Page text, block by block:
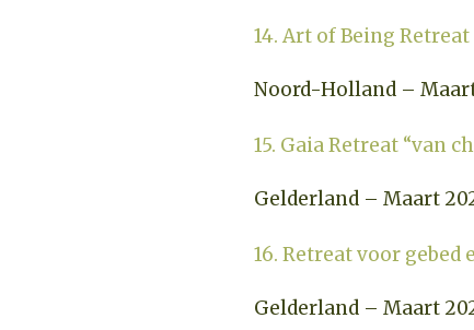
14. Art of Being
Noord-Holland –
15. Gaia Retreat “van
Gelderland – Maart
16. Retreat voor gebed
Gelderland – Maart